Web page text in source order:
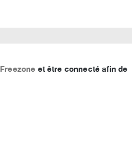
Freezone et être connecté afin de